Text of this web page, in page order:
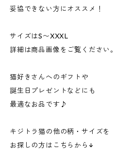
妥協できない方にオススメ！
サイズはS〜XXXL
詳細は商品画像をご覧ください。
猫好きさんへのギフトや
誕生日プレゼントなどにも
最適なお品です♪
キジトラ猫の他の柄・サイズを
お探しの方はこちらから↓